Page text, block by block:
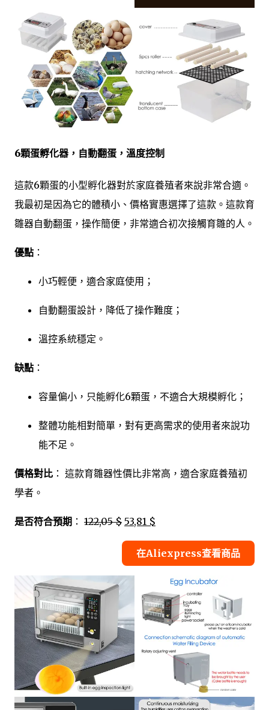
6顆蛋孵化器，自動翻蛋，溫度控制
這款6顆蛋的小型孵化器對於家庭養殖者來說非常合適。
我最初是因為它的體積小、價格實惠選擇了這款。這款育
雛器自動翻蛋，操作簡便，非常適合初次接觸育雛的人。
優點 ：
小巧輕便，適合家庭使用；
自動翻蛋設計，降低了操作難度；
溫控系統穩定。
缺點 ：
容量偏小，只能孵化6顆蛋，不適合大規模孵化；
整體功能相對簡單，對有更高需求的使用者來說功
能不足。
價格對比 ： 這款育雛器性價比非常高，適合家庭養殖初
學者。
是否符合預期 ： 122,05 $ 53,81 $
在Aliexpress查看商品